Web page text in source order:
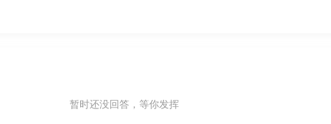
暂时还没回答，等你发挥